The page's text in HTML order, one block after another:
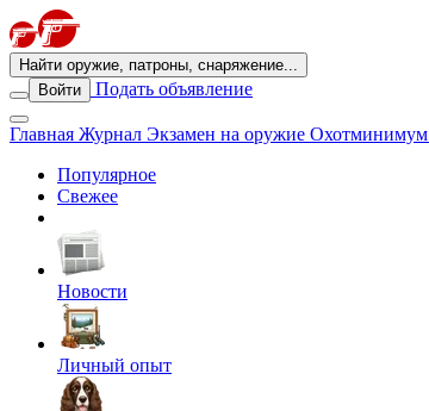
Найти оружие, патроны, снаряжение...
Войти
Подать объявление
Главная Журнал Экзамен на оружие Охотминимум
Популярное
Свежее
Новости
Личный опыт